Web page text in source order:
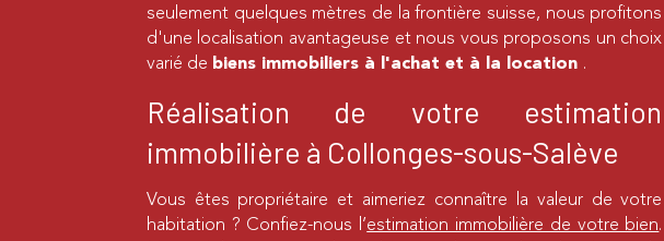
seulement quelques mètres de la frontière suisse, nous profitons
d'une localisation avantageuse et nous vous proposons un choix
varié de biens immobiliers à l'achat et à la location .
Réalisation de votre estimation
immobilière à Collonges-sous-Salève
Vous êtes propriétaire et aimeriez connaître la valeur de votre
habitation ? Confiez-nous l’estimation immobilière de votre bien.